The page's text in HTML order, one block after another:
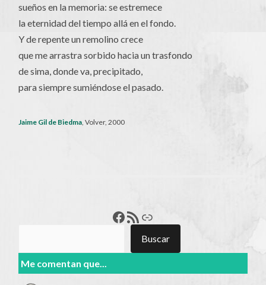
sueños en la memoria: se estremece
la eternidad del tiempo allá en el fondo.
Y de repente un remolino crece
que me arrastra sorbido hacia un trasfondo
de sima, donde va, precipitado,
para siempre sumiéndose el pasado.
Jaime Gil de Biedma , Volver, 2000
Francisco Pérez
Feed RSSEnlace
Buscar
Me comentan que...